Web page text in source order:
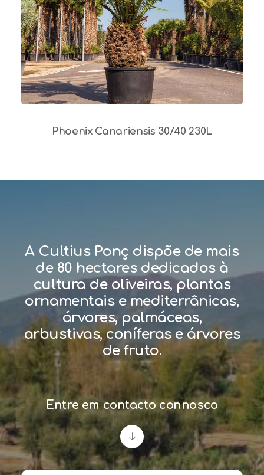
Phoenix Canariensis 30/40 230L
A Cultius Ponç dispõe de mais
de 80 hectares dedicados à
cultura de oliveiras, plantas
ornamentais e mediterrânicas,
árvores, palmáceas,
arbustivas, coníferas e árvores
de fruto.
Entre em contacto connosco